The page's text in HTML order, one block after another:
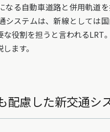
る自動車道路と併用軌道
システムは、新線としては
役割を担うと言われる
ます。
配慮した新交通シ